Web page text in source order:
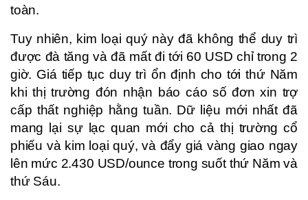
toàn.
Tuy nhiên, kim loại quý này đã không thể duy trì
được đà tăng và đã mất đi tới 60 USD chỉ trong 2
giờ. Giá tiếp tục duy trì ổn định cho tới thứ Năm
khi thị trường đón nhận báo cáo số đơn xin trợ
cấp thất nghiệp hằng tuần. Dữ liệu mới nhất đã
mang lại sự lạc quan mới cho cả thị trường cổ
phiếu và kim loại quý, và đẩy giá vàng giao ngay
lên mức 2.430 USD/ounce trong suốt thứ Năm và
thứ Sáu.